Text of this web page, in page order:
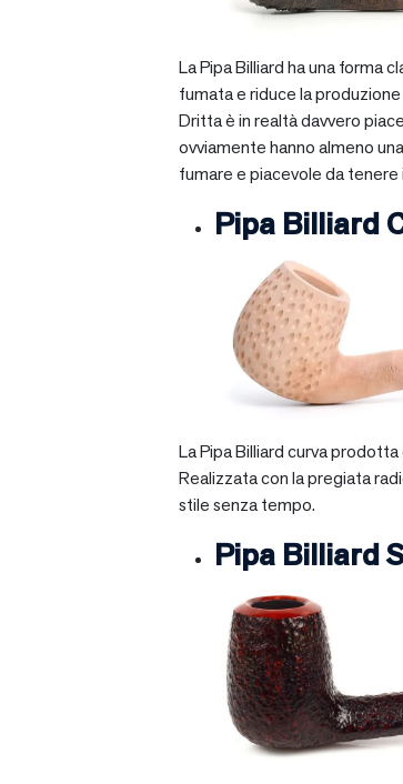
La Pipa Billiard ha una forma
fumata e riduce la
Dritta è in realtà davvero
ovviamente hanno almeno
fumare e piacevole da tenere
Pipa Billiard
La Pipa Billiard curva
Realizzata con la pregiata
stile senza tempo.
Pipa Billiard